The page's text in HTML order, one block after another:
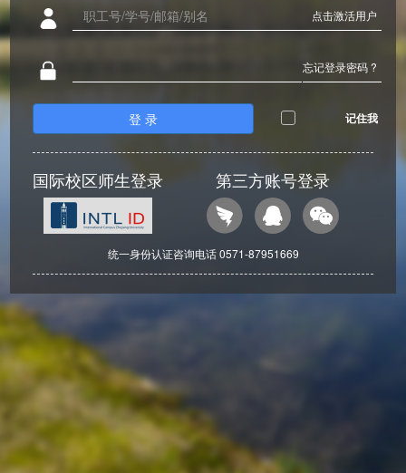
点击激活用户
忘记登录密码 ?
登 录 记住我
国际校区师生登录 第三方账号登录
统一身份认证咨询电话 0571-87951669